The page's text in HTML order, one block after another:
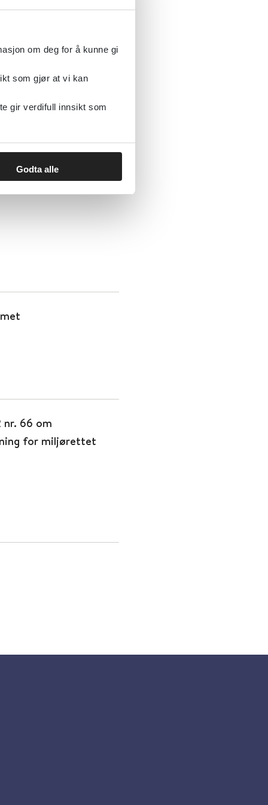
om deg for å kunne gi
som gjør at vi kan
gir verdifull innsikt som
Godta alle
nr. 66 om
for miljørettet